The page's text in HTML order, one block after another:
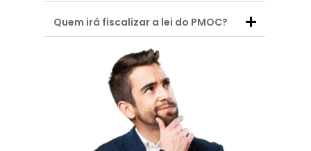
Quem irá fiscalizar a lei do PMOC?